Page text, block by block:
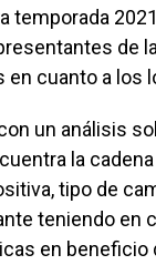
temporada
de
cuanto a los
un análisis
la
tipo de
teniendo en
en beneficio